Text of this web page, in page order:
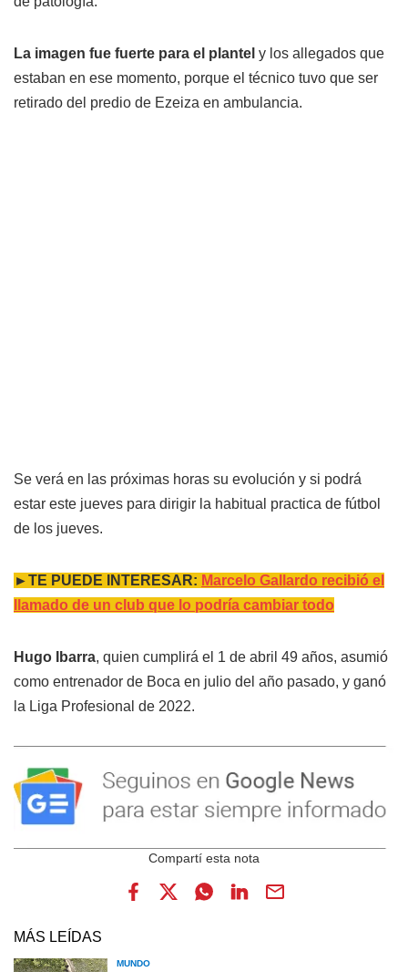
La imagen fue fuerte para el plantel y los allegados que
estaban en ese momento, porque el técnico tuvo que ser
retirado del predio de Ezeiza en ambulancia.
Se verá en las próximas horas su evolución y si podrá
estar este jueves para dirigir la habitual practica de fútbol
de los jueves.
►TE PUEDE INTERESAR: Marcelo Gallardo recibió el
llamado de un club que lo podría cambiar todo
Hugo Ibarra, quien cumplirá el 1 de abril 49 años, asumió
como entrenador de Boca en julio del año pasado, y ganó
la Liga Profesional de 2022.
MÁS LEÍDAS
MUNDO